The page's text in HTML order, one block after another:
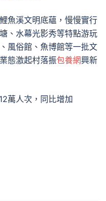
魚溪文明底蘊，慢慢實行
、水幕光影秀等特點游玩
風俗館、魚博館等一批文
態激起村落振包養網興新
萬人次，同比增加